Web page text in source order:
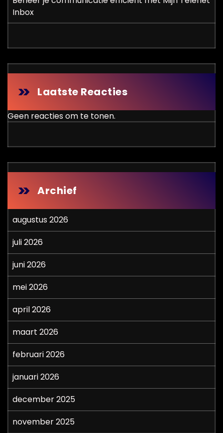
Inbox
Laatste Reacties
Geen reacties om te tonen.
Archief
augustus 2026
juli 2026
juni 2026
mei 2026
april 2026
maart 2026
februari 2026
januari 2026
december 2025
november 2025